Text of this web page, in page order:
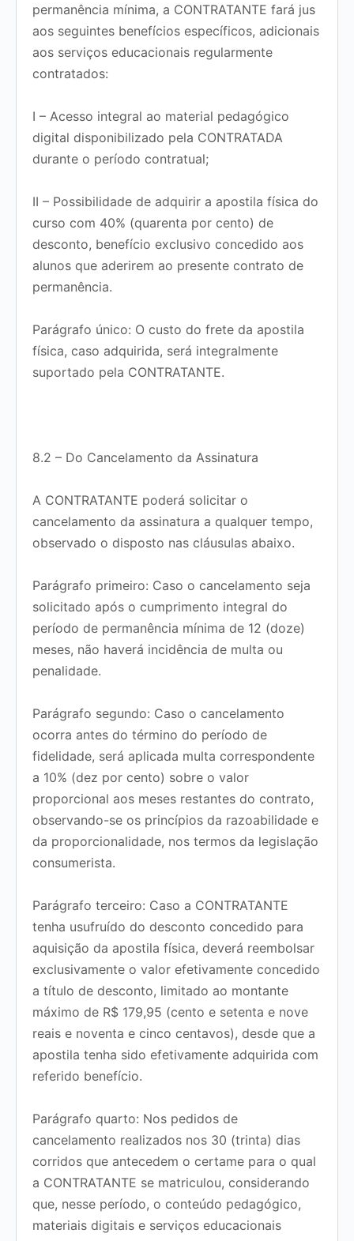
permanência mínima, a CONTRATANTE fará jus
aos seguintes benefícios específicos, adicionais
aos serviços educacionais regularmente
contratados:
I – Acesso integral ao material pedagógico
digital disponibilizado pela CONTRATADA
durante o período contratual;
II – Possibilidade de adquirir a apostila física do
curso com 40% (quarenta por cento) de
desconto, benefício exclusivo concedido aos
alunos que aderirem ao presente contrato de
permanência.
Parágrafo único: O custo do frete da apostila
física, caso adquirida, será integralmente
suportado pela CONTRATANTE.
8.2 – Do Cancelamento da Assinatura
A CONTRATANTE poderá solicitar o
cancelamento da assinatura a qualquer tempo,
observado o disposto nas cláusulas abaixo.
Parágrafo primeiro: Caso o cancelamento seja
solicitado após o cumprimento integral do
período de permanência mínima de 12 (doze)
meses, não haverá incidência de multa ou
penalidade.
Parágrafo segundo: Caso o cancelamento
ocorra antes do término do período de
fidelidade, será aplicada multa correspondente
a 10% (dez por cento) sobre o valor
proporcional aos meses restantes do contrato,
observando-se os princípios da razoabilidade e
da proporcionalidade, nos termos da legislação
consumerista.
Parágrafo terceiro: Caso a CONTRATANTE
tenha usufruído do desconto concedido para
aquisição da apostila física, deverá reembolsar
exclusivamente o valor efetivamente concedido
a título de desconto, limitado ao montante
máximo de R$ 179,95 (cento e setenta e nove
reais e noventa e cinco centavos), desde que a
apostila tenha sido efetivamente adquirida com
referido benefício.
Parágrafo quarto: Nos pedidos de
cancelamento realizados nos 30 (trinta) dias
corridos que antecedem o certame para o qual
a CONTRATANTE se matriculou, considerando
que, nesse período, o conteúdo pedagógico,
materiais digitais e serviços educacionais